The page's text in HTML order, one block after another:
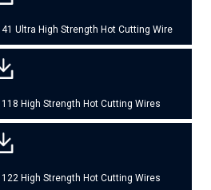
41 Ultra High Strength Hot Cutting Wire
118 High Strength Hot Cutting Wires
122 High Strength Hot Cutting Wires